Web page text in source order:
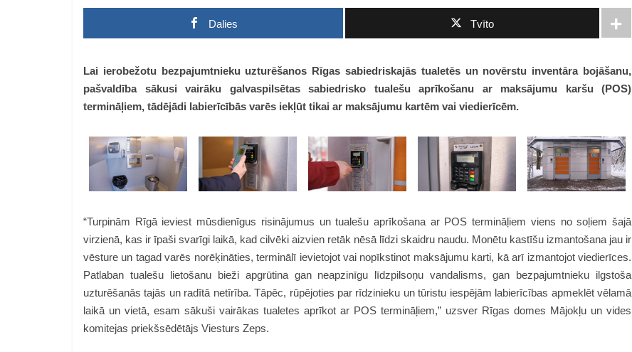
Dalies Tvīto
Lai ierobežotu bezpajumtnieku uzturēšanos Rīgas sabiedriskajās tualetēs un novērstu inventāra bojāšanu,
pašvaldība sākusi vairāku galvaspilsētas sabiedrisko tualešu aprīkošanu ar maksājumu karšu (POS)
termināļiem, tādējādi labierīcībās varēs iekļūt tikai ar maksājumu kartēm vai viedierīcēm.
“Turpinām Rīgā ieviest mūsdienīgus risinājumus un tualešu aprīkošana ar POS termināļiem viens no soļiem šajā
virzienā, kas ir īpaši svarīgi laikā, kad cilvēki aizvien retāk nēsā līdzi skaidru naudu. Monētu kastīšu izmantošana jau ir
vēsture un tagad varēs norēķināties, terminālī ievietojot vai nopīkstinot maksājumu karti, kā arī izmantojot viedierīces.
Patlaban tualešu lietošanu bieži apgrūtina gan neapzinīgu līdzpilsoņu vandalisms, gan bezpajumtnieku ilgstoša
uzturēšanās tajās un radītā netīrība. Tāpēc, rūpējoties par rīdzinieku un tūristu iespējām labierīcības apmeklēt vēlamā
laikā un vietā, esam sākuši vairākas tualetes aprīkot ar POS termināļiem,” uzsver Rīgas domes Mājokļu un vides
komitejas priekšsēdētājs Viesturs Zeps.